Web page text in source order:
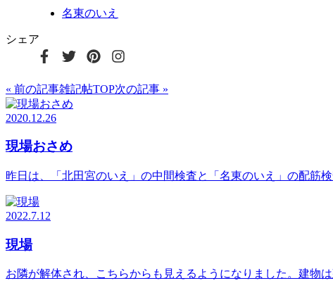
名東のいえ
シェア
« 前の記事雑記帖TOP次の記事 »
2020.12.26
現場おさめ
昨日は、「北田宮のいえ」の中間検査と「名東のいえ」の配筋
2022.7.12
現場
お隣が解体され、こちらからも見えるようになりました。建物